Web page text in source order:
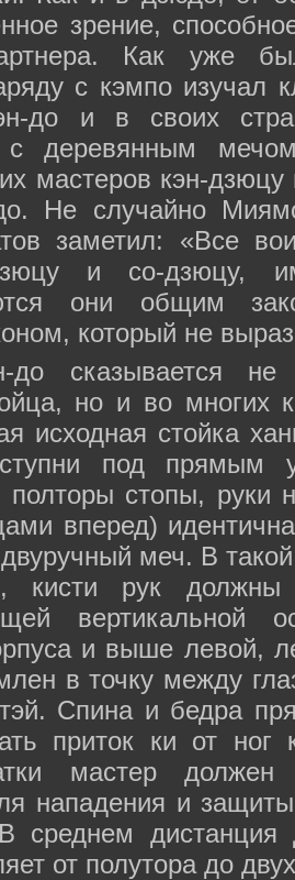
зрение,
Как уже
с кэмпо изучал
до и в своих
с деревянным
мастеров кэн-
Не случайно
заметил: «Все
и со-дзюцу,
они общим
который не
до сказывается не
но и во многих
исходная стойка
ступни под прямым
полторы стопы, руки
вперед)
меч. В
кисти рук
и выше левой,
в точку между
Спина и бедра
приток ки от
мастер должен
нападения и
среднем
от полутора до